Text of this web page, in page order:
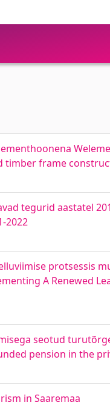
frame
tegurid aastatel
2022
protsessis
A Renewed
seotud
pension in the
in Saaremaa